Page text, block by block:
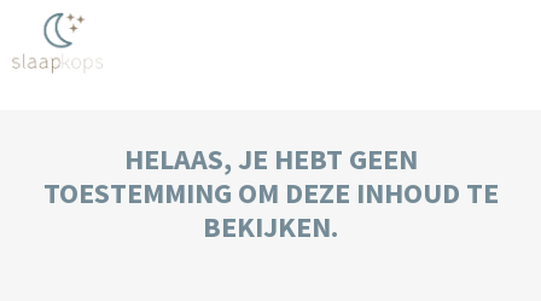
HELAAS, JE HEBT GEEN
TOESTEMMING OM DEZE INHOUD TE
BEKIJKEN.